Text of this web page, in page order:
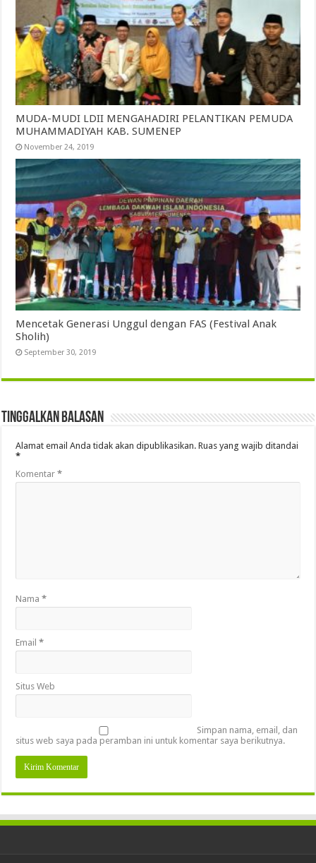
MUDA-MUDI LDII MENGAHADIRI PELANTIKAN PEMUDA
MUHAMMADIYAH KAB. SUMENEP
November 24, 2019
Mencetak Generasi Unggul dengan FAS (Festival Anak
Sholih)
September 30, 2019
Tinggalkan Balasan
Alamat email Anda tidak akan dipublikasikan. Ruas yang wajib ditandai
*
Komentar*
Nama*
Email*
Situs Web
Simpan nama, email, dan
situs web saya pada peramban ini untuk komentar saya berikutnya.